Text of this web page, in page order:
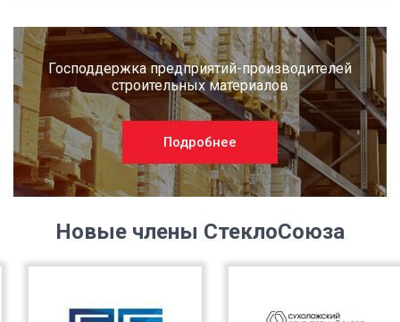
Господдержка предприятий-производителей
строительных материалов
Подробнее
Новые члены СтеклоСоюза